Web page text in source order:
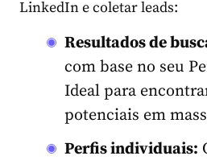
LinkedIn e coletar leads:
Resultados de
com base no seu
Ideal para
potenciais em
Perfis individuais: